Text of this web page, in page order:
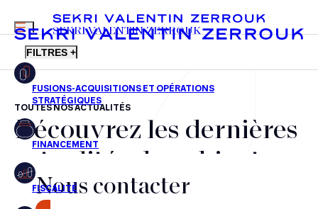
FR EN
MENU
SEKRI VALENTIN ZERROUK
FILTRES +
Fusions-acquisitions et opérations stratégiques
Financement
Fiscalité
TOUTES NOS ACTUALITÉS
Découvrez les dernières
actualités du cabinet,
nos récompenses et nos
Nous contacter